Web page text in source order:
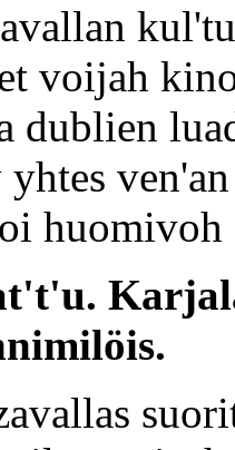
voijah
dublien
huomivoh